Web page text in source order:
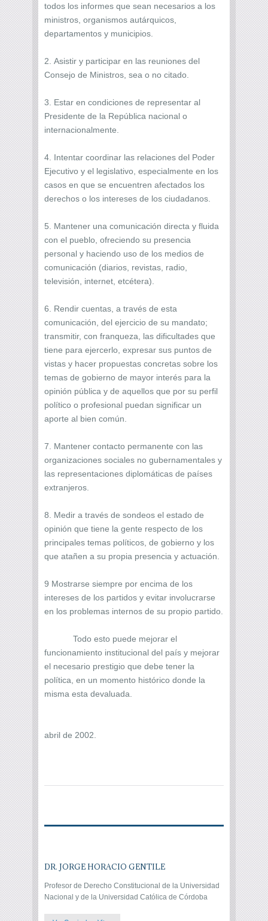
todos los informes que sean necesarios a los
ministros, organismos autárquicos,
departamentos y municipios.
2. Asistir y participar en las reuniones del
Consejo de Ministros, sea o no citado.
3. Estar en condiciones de representar al
Presidente de la República nacional o
internacionalmente.
4. Intentar coordinar las relaciones del Poder
Ejecutivo y el legislativo, especialmente en los
casos en que se encuentren afectados los
derechos o los intereses de los ciudadanos.
5. Mantener una comunicación directa y fluida
con el pueblo, ofreciendo su presencia
personal y haciendo uso de los medios de
comunicación (diarios, revistas, radio,
televisión, internet, etcétera).
6. Rendir cuentas, a través de esta
comunicación, del ejercicio de su mandato;
transmitir, con franqueza, las dificultades que
tiene para ejercerlo, expresar sus puntos de
vistas y hacer propuestas concretas sobre los
temas de gobierno de mayor interés para la
opinión pública y de aquellos que por su perfil
político o profesional puedan significar un
aporte al bien común.
7. Mantener contacto permanente con las
organizaciones sociales no gubernamentales y
las representaciones diplomáticas de países
extranjeros.
8. Medir a través de sondeos el estado de
opinión que tiene la gente respecto de los
principales temas políticos, de gobierno y los
que atañen a su propia presencia y actuación.
9 Mostrarse siempre por encima de los
intereses de los partidos y evitar involucrarse
en los problemas internos de su propio partido.
Todo esto puede mejorar el
funcionamiento institucional del país y mejorar
el necesario prestigio que debe tener la
política, en un momento histórico donde la
misma esta devaluada.
abril de 2002.
DR. JORGE HORACIO GENTILE
Profesor de Derecho Constitucional de la Universidad
Nacional y de la Universidad Católica de Córdoba